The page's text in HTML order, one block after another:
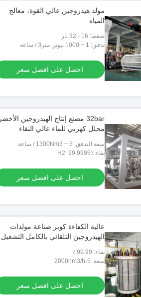
مولد هيدروجين عالي القوة، معالج
المياه
ضغط: 16 - 32 بار
تدفق: 1 ~ 1000 نيوتن متر3 / ساعة
احصل على افضل سعر
32bar مصنع إنتاج الهيدروجين الأخضر
محلل كهربي للماء عالي النقاء
سعة التدفق: 5 ~ 1300Nm3 / ساعة
نقاء H2: 99.9995٪
احصل على افضل سعر
عالية الكفاءة كوبر صناعة مولدات
الهيدروجين التلقائي بالكامل التشغيل
نقاء: 99.99 ٪
سعة: 5-2000nm3/h
احصل على افضل سعر